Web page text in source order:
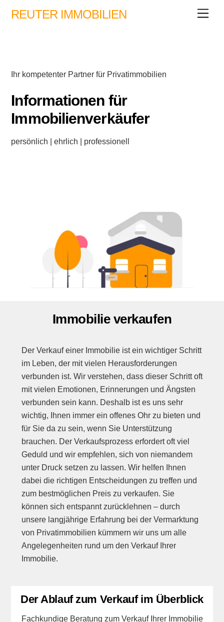
REUTER IMMOBILIEN
Ihr kompetenter Partner für Privatimmobilien
Informationen für
Immobilienverkäufer
persönlich | ehrlich | professionell
Immobilie verkaufen
Der Verkauf einer Immobilie ist ein wichtiger Schritt
im Leben, der mit vielen Herausforderungen
verbunden ist. Wir verstehen, dass dieser Schritt oft
mit vielen Emotionen, Erinnerungen und Ängsten
verbunden sein kann. Deshalb ist es uns sehr
wichtig, Ihnen immer ein offenes Ohr zu bieten und
für Sie da zu sein, wenn Sie Unterstützung
brauchen. Der Verkaufsprozess erfordert oft viel
Geduld und wir empfehlen, sich von niemandem
unter Druck setzen zu lassen. Wir helfen Ihnen
dabei die richtigen Entscheidungen zu treffen und
zum bestmöglichen Preis zu verkaufen. Sie
können sich entspannt zurücklehnen – durch
unsere langjährige Erfahrung bei der Vermarktung
von Privatimmobilien kümmern wir uns um alle
Angelegenheiten rund um den Verkauf Ihrer
Immobilie.
Der Ablauf zum Verkauf im Überblick
Fachkundige Beratung zum Verkauf Ihrer Immobilie